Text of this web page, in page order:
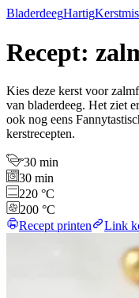
BladerdeegHartigKerstmis
Recept:
Kies deze kerst voor
van bladerdeeg. Het ziet
ook nog eens
kerstrecepten.
30 min
30 min
220 °C
200 °C
Recept printen
Link